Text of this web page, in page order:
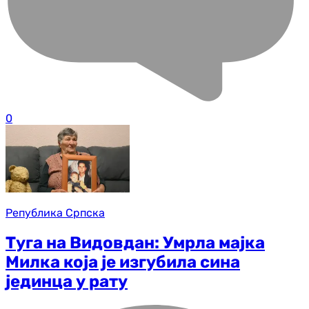
0
Република Српска
Туга на Видовдан: Умрла мајка
Милка која је изгубила сина
јединца у рату